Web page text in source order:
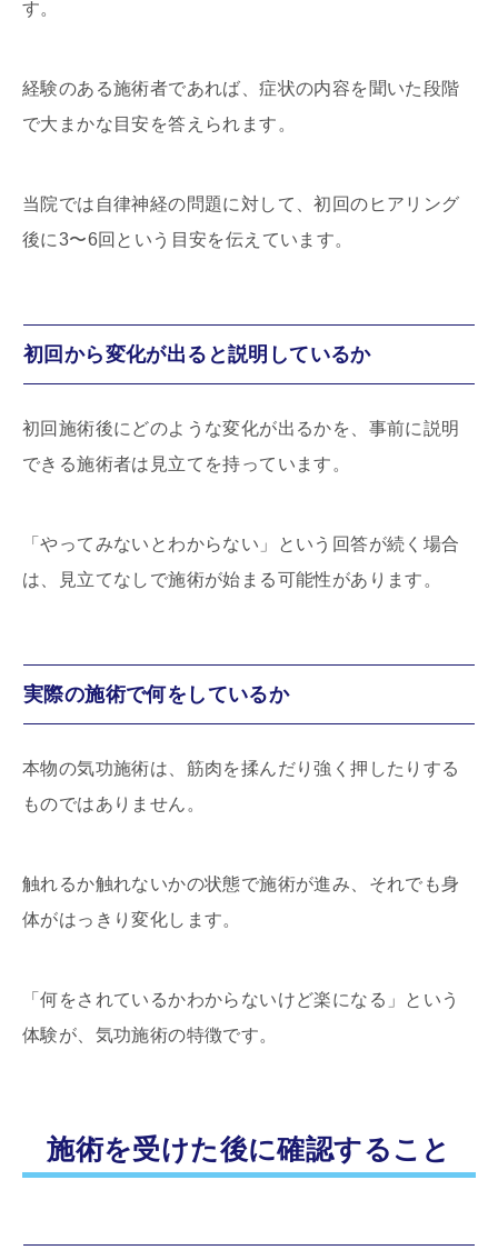
す。
経験のある施術者であれば、症状の内容を聞いた段階
で大まかな目安を答えられます。
当院では自律神経の問題に対して、初回のヒアリング
後に3〜6回という目安を伝えています。
初回から変化が出ると説明しているか
初回施術後にどのような変化が出るかを、事前に説明
できる施術者は見立てを持っています。
「やってみないとわからない」という回答が続く場合
は、見立てなしで施術が始まる可能性があります。
実際の施術で何をしているか
本物の気功施術は、筋肉を揉んだり強く押したりする
ものではありません。
触れるか触れないかの状態で施術が進み、それでも身
体がはっきり変化します。
「何をされているかわからないけど楽になる」という
体験が、気功施術の特徴です。
施術を受けた後に確認すること